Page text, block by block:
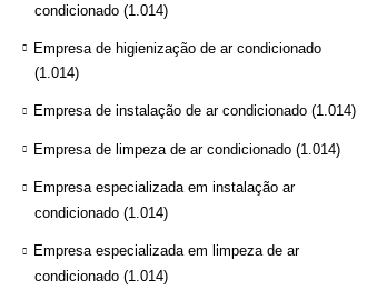
condicionado (1.014)
Empresa de higienização de ar condicionado
(1.014)
Empresa de instalação de ar condicionado (1.014)
Empresa de limpeza de ar condicionado (1.014)
Empresa especializada em instalação ar
condicionado (1.014)
Empresa especializada em limpeza de ar
condicionado (1.014)